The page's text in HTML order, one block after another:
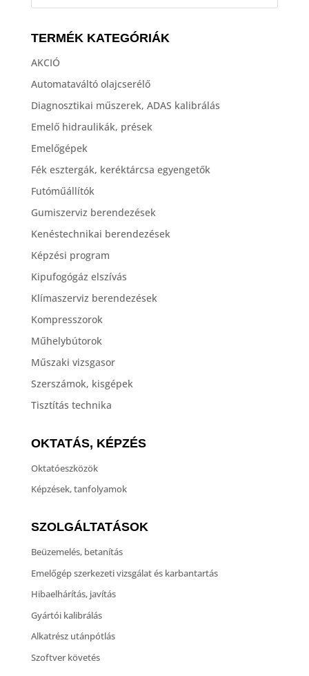
TERMÉK KATEGÓRIÁK
AKCIÓ
Automataváltó olajcserélő
Diagnosztikai műszerek, ADAS kalibrálás
Emelő hidraulikák, prések
Emelőgépek
Fék esztergák, keréktárcsa egyengetők
Futóműállítók
Gumiszerviz berendezések
Kenéstechnikai berendezések
Képzési program
Kipufogógáz elszívás
Klímaszerviz berendezések
Kompresszorok
Műhelybútorok
Műszaki vizsgasor
Szerszámok, kisgépek
Tisztítás technika
OKTATÁS, KÉPZÉS
Oktatóeszközök
Képzések, tanfolyamok
SZOLGÁLTATÁSOK
Beüzemelés, betanítás
Emelőgép szerkezeti vizsgálat és karbantartás
Hibaelhárítás, javítás
Gyártói kalibrálás
Alkatrész utánpótlás
Szoftver követés